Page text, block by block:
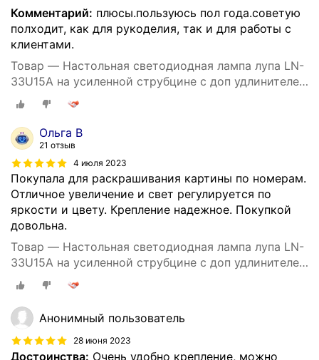
Комментарий: плюсы.пользуюсь пол года.советую
полходит, как для рукоделия, так и для работы с
клиентами.
Товар — Настольная светодиодная лампа лупа LN-
33U15A на усиленной струбцине с доп удлинителем
кабеля 1.5 м и адаптером питания к сети 220В
черная
Ольга В
21 отзыв
4 июля 2023
Покупала для раскрашивания картины по номерам.
Отличное увеличение и свет регулируется по
яркости и цвету. Крепление надежное. Покупкой
довольна.
Товар — Настольная светодиодная лампа лупа LN-
33U15A на усиленной струбцине с доп удлинителем
кабеля 1.5 м и адаптером питания к сети 220В
черная
Анонимный пользователь
28 июня 2023
Достоинства: Очень удобно крепление, можно